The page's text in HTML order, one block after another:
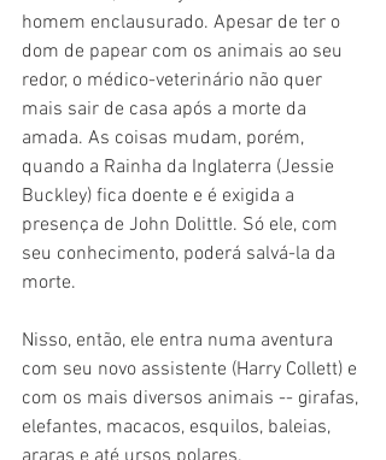
homem enclausurado. Apesar de ter o
dom de papear com os animais ao seu
redor, o médico-veterinário não quer
mais sair de casa após a morte da
amada. As coisas mudam, porém,
quando a Rainha da Inglaterra (Jessie
Buckley) fica doente e é exigida a
presença de John Dolittle. Só ele, com
seu conhecimento, poderá salvá-la da
morte.
Nisso, então, ele entra numa aventura
com seu novo assistente (Harry Collett) e
com os mais diversos animais -- girafas,
elefantes, macacos, esquilos, baleias,